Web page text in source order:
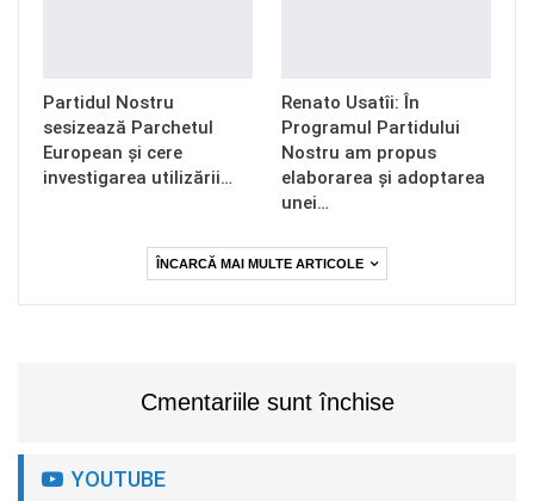
Partidul Nostru
sesizează Parchetul
European și cere
investigarea utilizării…
Renato Usatîi: În
Programul Partidului
Nostru am propus
elaborarea și adoptarea
unei…
ÎNCARCĂ MAI MULTE ARTICOLE
Cmentariile sunt închise
YOUTUBE